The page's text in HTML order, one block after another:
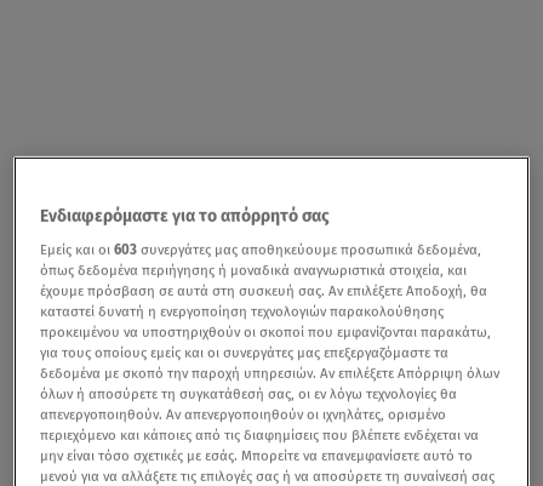
Ενδιαφερόμαστε για το απόρρητό σας
Εμείς και οι603 συνεργάτες μας αποθηκεύουμε προσωπικά δεδομένα,
όπως δεδομένα περιήγησης ή μοναδικά αναγνωριστικά στοιχεία, και
έχουμε πρόσβαση σε αυτά στη συσκευή σας. Αν επιλέξετε Αποδοχή, θα
καταστεί δυνατή η ενεργοποίηση τεχνολογιών παρακολούθησης
προκειμένου να υποστηριχθούν οι σκοποί που εμφανίζονται παρακάτω,
για τους οποίους εμείς και οι συνεργάτες μας επεξεργαζόμαστε τα
δεδομένα με σκοπό την παροχή υπηρεσιών. Αν επιλέξετε Απόρριψη όλων
όλων ή αποσύρετε τη συγκατάθεσή σας, οι εν λόγω τεχνολογίες θα
απενεργοποιηθούν. Αν απενεργοποιηθούν οι ιχνηλάτες, ορισμένο
περιεχόμενο και κάποιες από τις διαφημίσεις που βλέπετε ενδέχεται να
μην είναι τόσο σχετικές με εσάς. Μπορείτε να επανεμφανίσετε αυτό το
μενού για να αλλάξετε τις επιλογές σας ή να αποσύρετε τη συναίνεσή σας